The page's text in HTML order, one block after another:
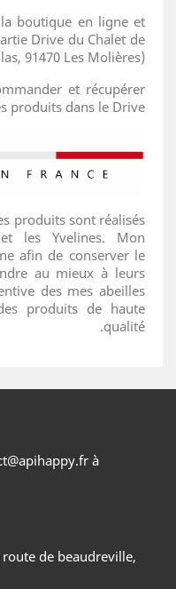
boutique en ligne et
Drive du Chalet de
91470 Les Molières)
et récupérer
produits dans le Drive.
produits sont réalisés
les Yvelines. Mon
afin de conserver le
au mieux à leurs
des mes abeilles
produits de haute
qualité.
à
de beaudreville,